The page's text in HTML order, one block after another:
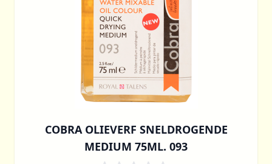
COBRA OLIEVERF SNELDROGENDE
MEDIUM 75ML. 093